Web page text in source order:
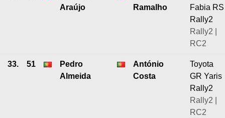
Araújo
Ramalho
Fabia RS
Rally2
Rally2 |
RC2
33. 51
Pedro
Almeida
António
Costa
Toyota
GR Yaris
Rally2
Rally2 |
RC2